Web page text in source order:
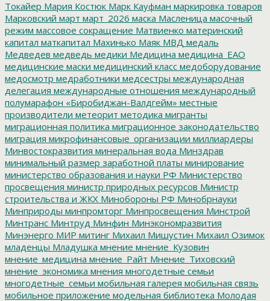
Токайер Мария Костюк Марк Кауфман маркировка товаров
Марковский март март_2026 маска Масленица масочный
режим массовое сокращение Матвиенко материнский
капитал маткапитал Махинько Маяк МВД медаль
Медведев медведь медики Медицина медицина_ЕАО
медицинские маски медицинский класс медоборудование
медосмотр медработники медсестры международная
делегация международные отношения международный
полумарафон «Биробиджан-Валдгейм» местные
производители метеорит методика мигранты
миграционная политика миграционное законодательство
миграция микрофинансовые_организации миллиардеры
Минвостокразвития минеральная вода Минздрав
минимальный размер заработной платы минирование
министерство образования и науки РФ Министерство
просвещения министр природных ресурсов Министр
строительства и ЖКХ Минобороны РФ Минобрнауки
Минприроды минпромторг Минпросвещения Минстрой
Минтранс Минтруд Минфин Минэкономразвития
Минэнерго МИР митинг Михаил Мишустин Михаил Озимок
младенцы Младушка мнение мнение_Кузовин
мнение_медицина мнение_Райт Мнение_Тиховский
мнение_экономика мнения многодетные семьи
многодетные_семьи мобильная галерея мобильная связь
мобильное приложение модельная библиотека Молодая